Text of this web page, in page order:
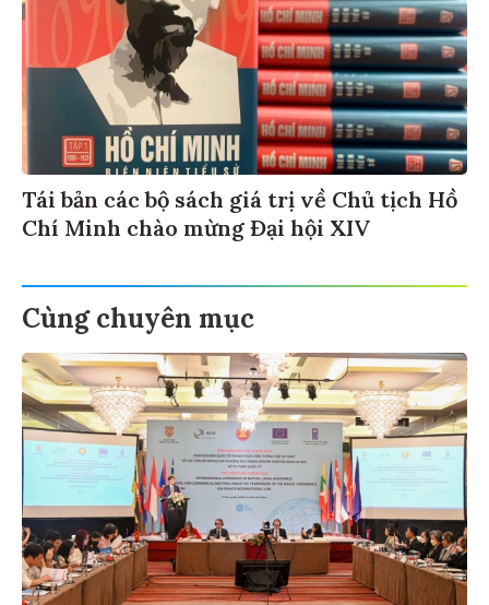
Tái bản các bộ sách giá trị về Chủ tịch Hồ
Chí Minh chào mừng Đại hội XIV
Cùng chuyên mục